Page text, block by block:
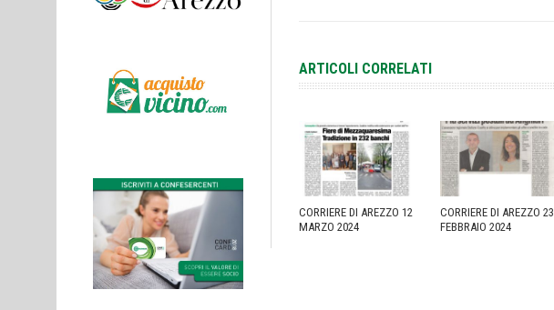
ARTICOLI CORRELATI
CORRIERE DI AREZZO 12
MARZO 2024
CORRIERE DI AREZZO 23
FEBBRAIO 2024